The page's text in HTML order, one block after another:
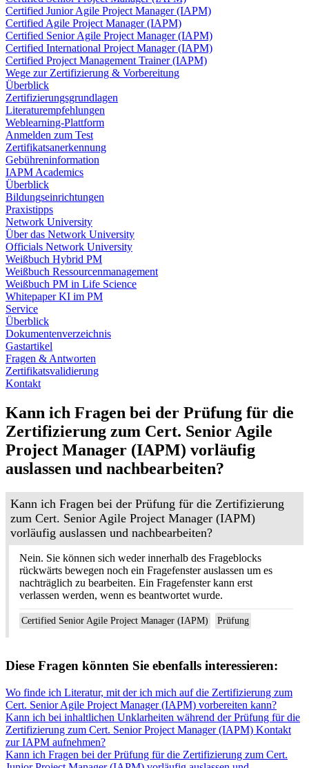
Certified Junior Agile Project Manager (IAPM)
Certified Agile Project Manager (IAPM)
Certified Senior Agile Project Manager (IAPM)
Certified International Project Manager (IAPM)
Certified Project Management Trainer (IAPM)
Wege zur Zertifizierung & Vorbereitung
Überblick
Zertifizierungsgrundlagen
Literaturempfehlungen
Weblearning-Plattform
Anmelden zum Test
Zertifikatsanerkennung
Gebühreninformation
IAPM Academics
Überblick
Bildungseinrichtungen
Praxistipps
Network University
Über das Network University
Officials Network University
Weißbuch Hybrid PM
Weißbuch Ressourcenmanagement
Weißbuch PM in Life Science
Whitepaper KI im PM
Service
Überblick
Dokumentenverzeichnis
Gastartikel
Fragen & Antworten
Zertifikatsvalidierung
Kontakt
Kann ich Fragen bei der Prüfung für die
Zertifizierung zum Cert. Senior Agile
Project Manager (IAPM) vorläufig
auslassen und nachbearbeiten?
Kann ich Fragen bei der Prüfung für die Zertifizierung
zum Cert. Senior Agile Project Manager (IAPM)
vorläufig auslassen und nachbearbeiten?
Nein. Sie können sich weder innerhalb des Frageblocks
rückwärts bewegen noch ein Fragefenster auslassen um es
nachträglich zu bearbeiten. Ein Fragefenster kann erst
verlassen werden, wenn es beantwortet wurde.
Certified Senior Agile Project Manager (IAPM) Prüfung
Diese Fragen könnten Sie ebenfalls interessieren:
Wo finde ich Literatur, mit der ich mich auf die Zertifizierung zum
Cert. Senior Agile Project Manager (IAPM) vorbereiten kann?
Kann ich bei inhaltlichen Unklarheiten während der Prüfung für die
Zertifizierung zum Cert. Senior Project Manager (IAPM) Kontakt
zur IAPM aufnehmen?
Kann ich Fragen bei der Prüfung für die Zertifizierung zum Cert.